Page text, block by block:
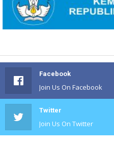
Facebook
Join Us On Facebook
Twitter
Join Us On Twitter